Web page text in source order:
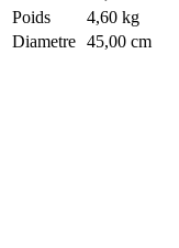
Poids
4,60 kg
Diametre 45,00 cm